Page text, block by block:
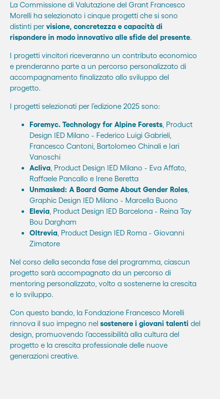
La Commissione di Valutazione del Grant Francesco
Morelli ha selezionato i cinque progetti che si sono
distinti per visione, concretezza e capacità di
rispondere in modo innovativo alle sfide del presente.
I progetti vincitori riceveranno un contributo economico
e prenderanno parte a un percorso personalizzato di
accompagnamento finalizzato allo sviluppo del
progetto.
I progetti selezionati per l’edizione 2025 sono:
Foremyc. Technology for Alpine Forests , Product
Design IED Milano - Federico Luigi Gabrieli,
Francesco Cantoni, Bartolomeo Chinali e Iari
Vanoschi
Acliva , Product Design IED Milano - Eva Affato,
Raffaele Pancallo e Irene Beretta
Unmasked: A Board Game About Gender Roles
Graphic Design IED Milano - Marcella Buono
Elevia , Product Design IED Barcelona - Reina Tay
Bou Dargham
Oltrevia , Product Design IED Roma - Giovanni
Zimatore
Nel corso della seconda fase del programma, ciascun
progetto sarà accompagnato da un percorso di
mentoring personalizzato, volto a sostenerne la crescita
e lo sviluppo.
Con questo bando, la Fondazione Francesco Morelli
rinnova il suo impegno nel sostenere i giovani talenti del
design, promuovendo l’accessibilità alla cultura del
progetto e la crescita professionale delle nuove
generazioni creative.